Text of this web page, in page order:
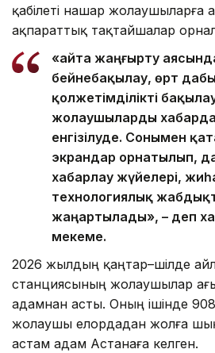
қабілеті нашар жолаушыларға
ақпараттық тақтайшалар
«Қайта жаңғырту
бейнебақылау, өрт
қолжетімділікті
жолаушыларды
енгізілуде. Сонымен
экрандар орнатылып,
хабарлау жүйелері,
технологиялық
жаңартылады», – деп
мекеме.
2026 жылдың қаңтар–шілде
станциясының жолаушылар
адамнан асты. Оның ішінде
жолаушы елордадан жолға
астам адам Астанаға келген.